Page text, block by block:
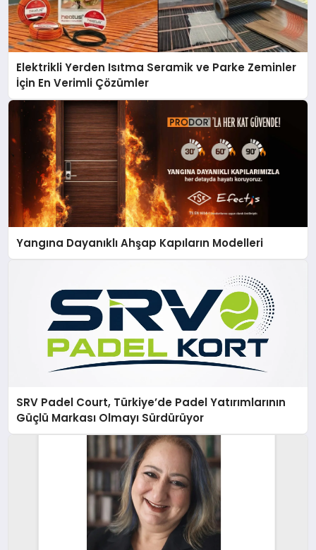
Elektrikli Yerden Isıtma Seramik ve Parke Zeminler
İçin En Verimli Çözümler
Yangına Dayanıklı Ahşap Kapıların Modelleri
SRV Padel Court, Türkiye’de Padel Yatırımlarının
Güçlü Markası Olmayı Sürdürüyor